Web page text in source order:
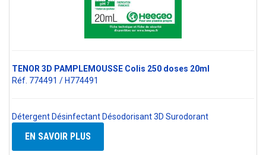
TENOR 3D PAMPLEMOUSSE Colis 250 doses 20ml
Réf. 774491 / H774491
Détergent Désinfectant Désodorisant 3D Surodorant
EN SAVOIR PLUS